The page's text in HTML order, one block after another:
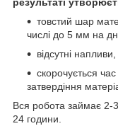
товстий шар
числі до 5 мм на
відсутні
скорочується час
затвердіння
Вся робота займає 2-
24 години.